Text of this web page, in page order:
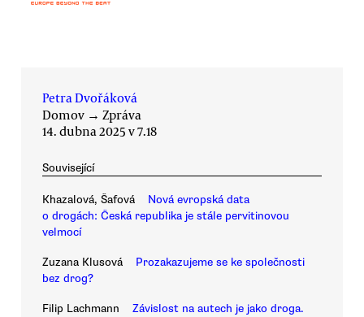
Petra Dvořáková
Domov → Zpráva
14. dubna 2025 v 7.18
Související
Khazalová, Šafová
Nová evropská data
o drogách: Česká republika je stále pervitinovou
velmocí
Zuzana Klusová
Prozakazujeme se ke společnosti
bez drog?
Filip Lachmann
Závislost na autech je jako droga.